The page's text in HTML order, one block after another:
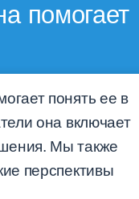
помогает
понять ее в
она включает
Мы также
перспективы